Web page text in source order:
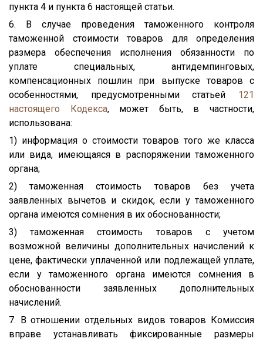
пункта 4 и пункта 6 настоящей статьи.
6. В случае проведения таможенного контроля
таможенной стоимости товаров для определения
размера обеспечения исполнения обязанности по
уплате специальных, антидемпинговых,
компенсационных пошлин при выпуске товаров с
особенностями, предусмотренными статьей 121
настоящего Кодекса, может быть, в частности,
использована:
1) информация о стоимости товаров того же класса
или вида, имеющаяся в распоряжении таможенного
органа;
2) таможенная стоимость товаров без учета
заявленных вычетов и скидок, если у таможенного
органа имеются сомнения в их обоснованности;
3) таможенная стоимость товаров с учетом
возможной величины дополнительных начислений к
цене, фактически уплаченной или подлежащей уплате,
если у таможенного органа имеются сомнения в
обоснованности заявленных дополнительных
начислений.
7. В отношении отдельных видов товаров Комиссия
вправе устанавливать фиксированные размеры